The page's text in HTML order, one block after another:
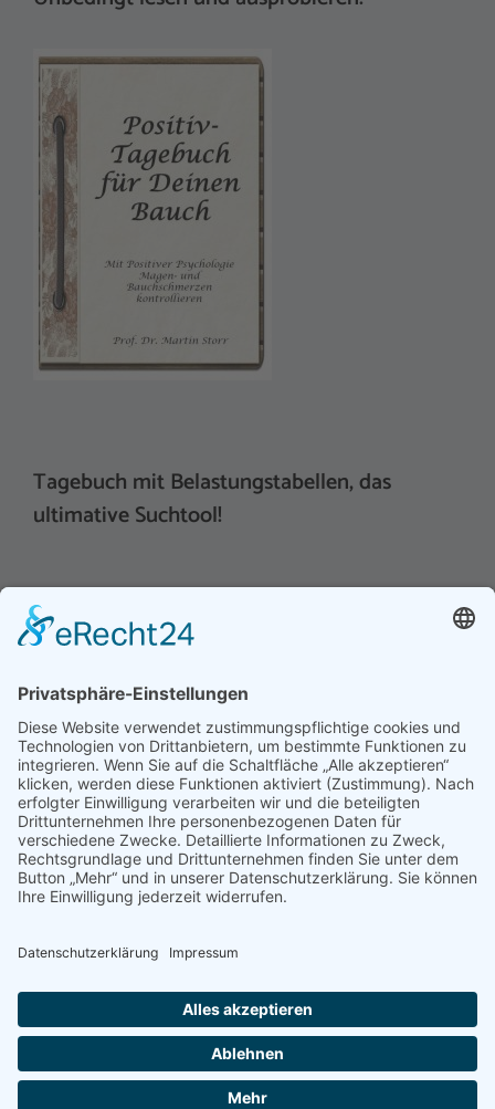
Tagebuch mit Belastungstabellen, das
ultimative Suchtool!
Hinweis an unsere Leser: Wir erstellen für Sie
Informationsseiten. Die Informationen enthalten Affiliate
links zu Amazon, in diesem Zusammenhang erhalten wir
von Partnern eine Provision, sofern ein Kauf zustande
kommt. Für Sie ändert sich dadurch nichts.
Amazon und verdient als Amazon Partner an qualifizierten Verkäufen.
© 2026 FODMAP info – Alle Rechte vorbehalten.